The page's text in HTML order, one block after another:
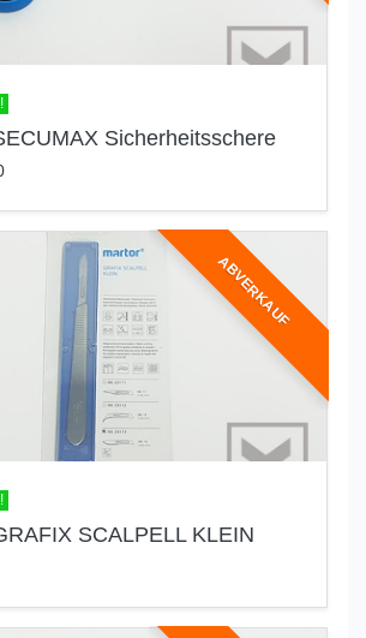
Sicherheitsschere
ABVERKAUF
SCALPELL KLEIN